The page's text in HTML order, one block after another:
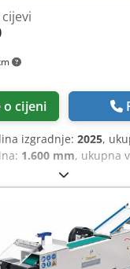
cijeni
izgradnje: 2025,
1.600 mm, ukupna
, ukupna
140 mm, ulazni
pojasa:
,
brzina okretanja:
1.400 okret/min,